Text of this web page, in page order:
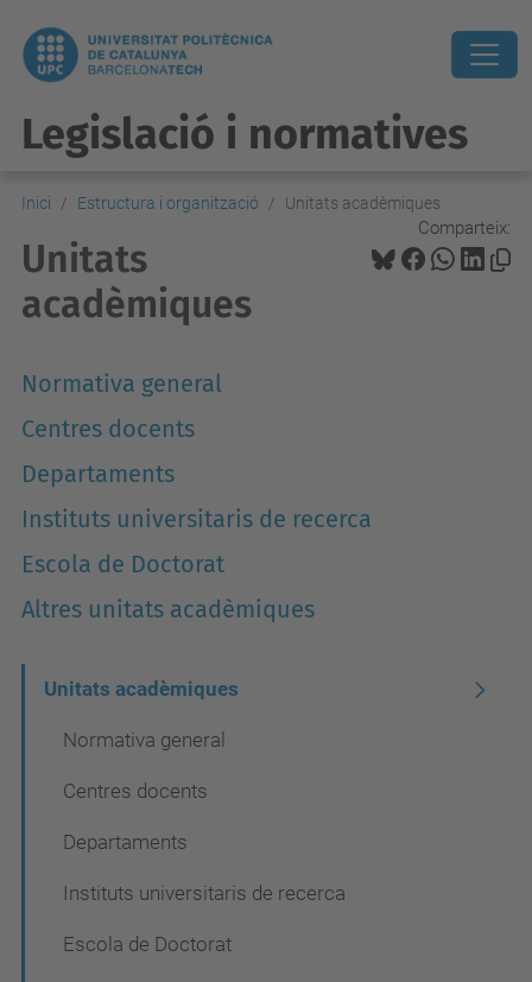
Legislació i normatives
Inici Estructura i organització Unitats acadèmiques
Comparteix:
Unitats
acadèmiques
Normativa general
Centres docents
Departaments
Instituts universitaris de recerca
Escola de Doctorat
Altres unitats acadèmiques
Unitats acadèmiques
Normativa general
Centres docents
Departaments
Instituts universitaris de recerca
Escola de Doctorat